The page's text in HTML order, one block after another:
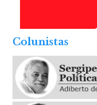
Colunistas